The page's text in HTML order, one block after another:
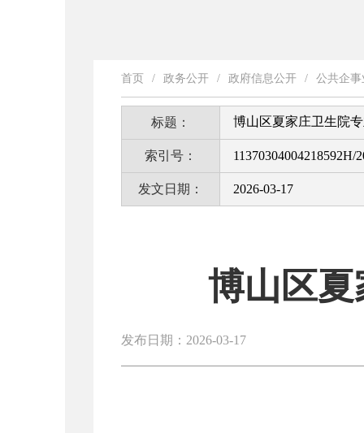
首页 / 政务公开 / 政府信息公开 / 公共企
标题： 博山区夏家庄卫生院
索引号： 11370304004218592H/
发文日期： 2026-03-17
博山区
发布日期：2026-03-17